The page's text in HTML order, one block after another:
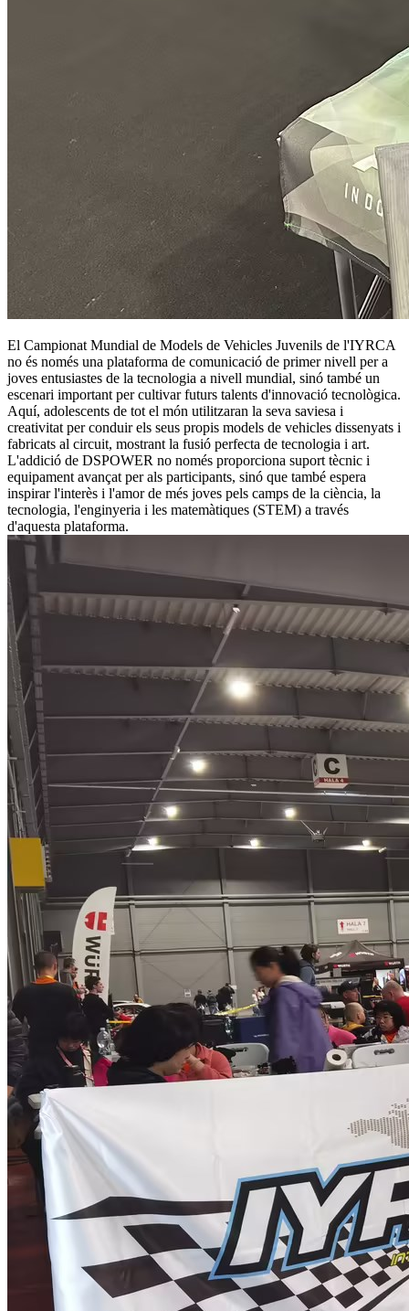
El Campionat Mundial de Models de Vehicles Juvenils de l'IYRCA
no és només una plataforma de comunicació de primer nivell per a
joves entusiastes de la tecnologia a nivell mundial, sinó també un
escenari important per cultivar futurs talents d'innovació tecnològica.
Aquí, adolescents de tot el món utilitzaran la seva saviesa i
creativitat per conduir els seus propis models de vehicles dissenyats i
fabricats al circuit, mostrant la fusió perfecta de tecnologia i art.
L'addició de DSPOWER no només proporciona suport tècnic i
equipament avançat per als participants, sinó que també espera
inspirar l'interès i l'amor de més joves pels camps de la ciència, la
tecnologia, l'enginyeria i les matemàtiques (STEM) a través
d'aquesta plataforma.